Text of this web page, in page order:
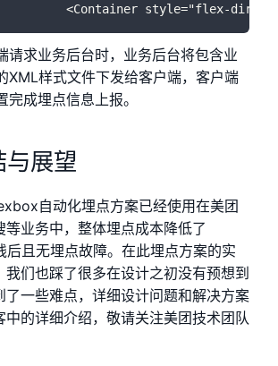
<Container style="flex-
请求业务后台时，业务后台将包含业
XML样式文件下发给客户端，客户端
完成埋点信息上报。
与展望
自动化埋点方案已经使用在美团
等业务中，整体埋点成本降低了
后且无埋点故障。在此埋点方案的实
我们也踩了很多在设计之初没有预想到
了一些难点，详细设计问题和解决方案
中的详细介绍，敬请关注美团技术团队